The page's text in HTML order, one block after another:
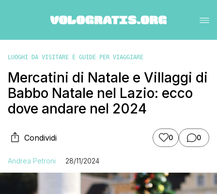
LUOGHI DA VISITARE E GUIDE PER VIAGGIARE
Mercatini di Natale e Villaggi di
Babbo Natale nel Lazio: ecco
dove andare nel 2024
Condividi 0 0
Andrea Petroni 28/11/2024